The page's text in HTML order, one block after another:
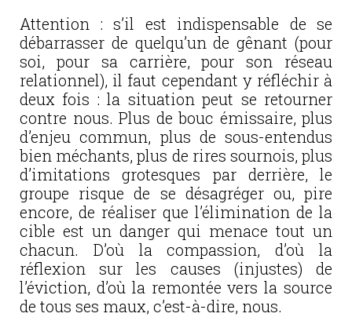
Attention : s’il est indispensable de se
débarrasser de quelqu’un de gênant (pour
soi, pour sa carrière, pour son réseau
relationnel), il faut cependant y réfléchir à
deux fois : la situation peut se retourner
contre nous. Plus de bouc émissaire, plus
d’enjeu commun, plus de sous-entendus
bien méchants, plus de rires sournois, plus
d’imitations grotesques par derrière, le
groupe risque de se désagréger ou, pire
encore, de réaliser que l’élimination de la
cible est un danger qui menace tout un
chacun. D’où la compassion, d’où la
réflexion sur les causes (injustes) de
l’éviction, d’où la remontée vers la source
de tous ses maux, c’est-à-dire, nous.